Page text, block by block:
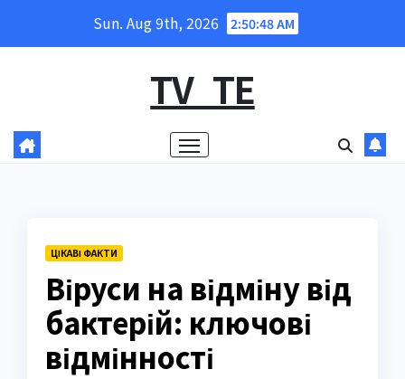
Sun. Aug 9th, 2026 2:50:49 AM
TV_TE
ЦІКАВІ ФАКТИ
Віруси на відміну від
бактерій: ключові
відмінності